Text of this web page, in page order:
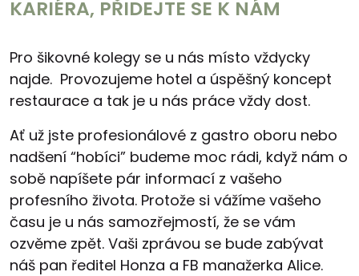
KARIÉRA, PŘIDEJTE SE K NÁM
Pro šikovné kolegy se u nás místo vždycky
najde. Provozujeme hotel a úspěšný koncept
restaurace a tak je u nás práce vždy dost.
Ať už jste profesionálové z gastro oboru nebo
nadšení “hobíci” budeme moc rádi, když nám o
sobě napíšete pár informací z vašeho
profesního života. Protože si vážíme vašeho
času je u nás samozřejmostí, že se vám
ozvěme zpět. Vaši zprávou se bude zabývat
náš pan ředitel Honza a FB manažerka Alice.